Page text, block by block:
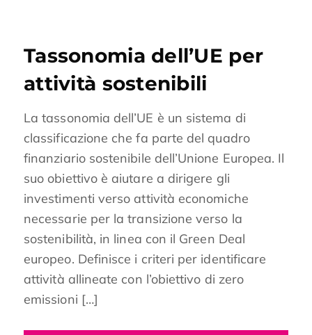
Tassonomia dell’UE per
attività sostenibili
La tassonomia dell’UE è un sistema di
classificazione che fa parte del quadro
finanziario sostenibile dell’Unione Europea. Il
suo obiettivo è aiutare a dirigere gli
investimenti verso attività economiche
necessarie per la transizione verso la
sostenibilità, in linea con il Green Deal
europeo. Definisce i criteri per identificare
attività allineate con l’obiettivo di zero
emissioni […]